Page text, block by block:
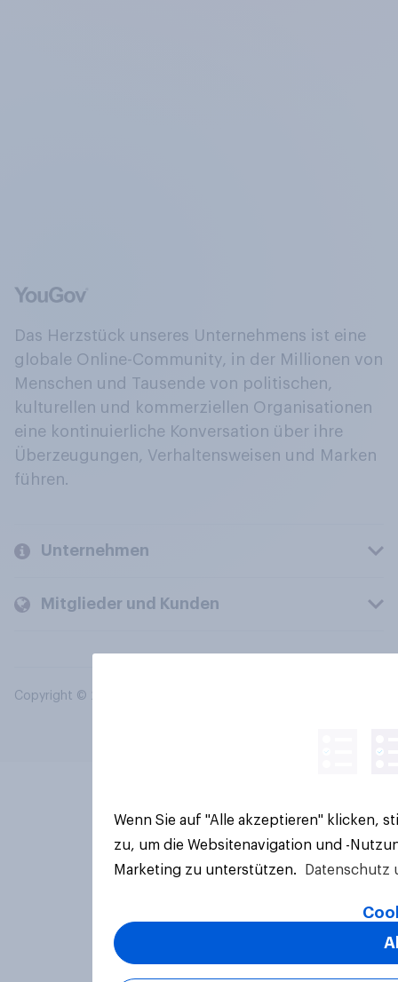
Das Herzstück unseres Unternehmens ist eine
globale Online-Community, in der Millionen von
Menschen und Tausende von politischen,
kulturellen und kommerziellen Organisationen
eine kontinuierliche Konversation über ihre
Überzeugungen, Verhaltensweisen und Marken
führen.
Unternehmen
Mitglieder und Kunden
Copyright © 2026 YouGov PLC. Alle Rechte vorbehalten.
Wenn Sie auf "Alle akzeptieren" klicken,
zu, um die Websitenavigation und -
Marketing zu unterstützen.
Datenschutz